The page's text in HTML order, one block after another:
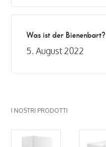
Was ist der Bienenbart?
5. August 2022
I NOSTRI PRODOTTI